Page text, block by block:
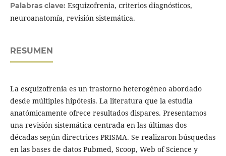
Palabras clave: Esquizofrenia, criterios diagnósticos,
neuroanatomía, revisión sistemática.
RESUMEN
La esquizofrenia es un trastorno heterogéneo abordado
desde múltiples hipótesis. La literatura que la estudia
anatómicamente ofrece resultados dispares. Presentamos
una revisión sistemática centrada en las últimas dos
décadas según directrices PRISMA. Se realizaron búsquedas
en las bases de datos Pubmed, Scoop, Web of Science y